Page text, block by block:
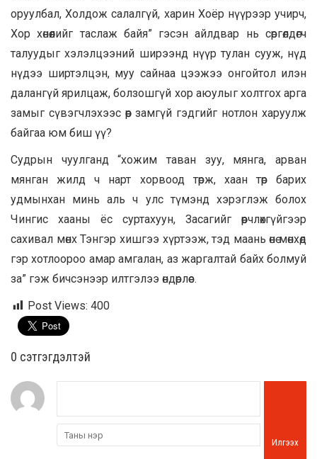
оруулбал, Холдож салалгүй, харин Хоёр нүүрээр учирч,
Хор хөнөөлийг таслаж байя” гэсэн айлдвар нь сөргөлдөгч
талуудыг хэлэлцээний ширээнд нүүр тулан сууж, нүд
нүдээ ширтэлцэн, муу сайнаа цээжээ онгойтол илэн
далангүй ярилцаж, болзошгүй хор аюулыг холтгох арга
замыг сүвэгчлэхээс өөр замгүй гэдгийг нотлон харуулж
байгаа юм биш үү?
Судрын чуулганд “хожим таван зуу, мянга, арван
мянган жилд ч нарт хорвоод төрж, хаан төр барих
удмынхан минь аль ч улс түмэнд хэрэглэж болох
Чингис хааны ёс суртахуун, Засагийг өөрчлөхгүйгээр
сахивал мөнх Тэнгэр хишгээ хүртээж, тэд маань өнө мөнхөд
гэр хотлоороо амар амгалан, аз жаргалтай байх болмуй
за” гэж бичсэнээр илтгэлээ өндөрлөе.
Post Views: 400
0 cэтгэгдэлтэй
Илгээх